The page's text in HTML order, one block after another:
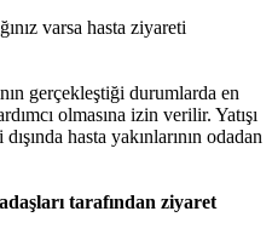
varsa hasta ziyareti
gerçekleştiği durumlarda en
olmasına izin verilir. Yatışı
hasta yakınlarının odadan
tarafından ziyaret